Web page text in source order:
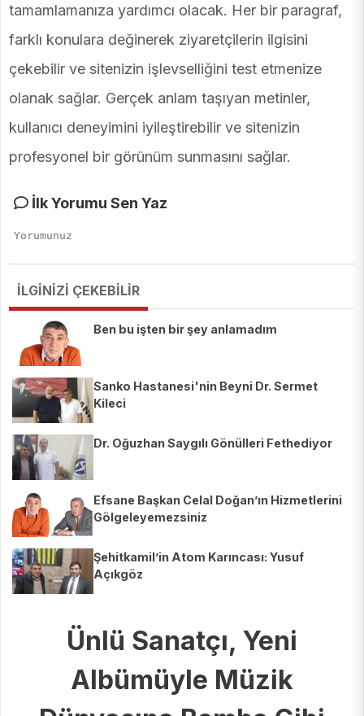
tamamlamanıza yardımcı olacak. Her bir paragraf,
farklı konulara değinerek ziyaretçilerin ilgisini
çekebilir ve sitenizin işlevselliğini test etmenize
olanak sağlar. Gerçek anlam taşıyan metinler,
kullanıcı deneyimini iyileştirebilir ve sitenizin
profesyonel bir görünüm sunmasını sağlar.
İlk Yorumu Sen Yaz
İLGİNİZİ ÇEKEBİLİR
Ben bu işten bir şey anlamadım
Sanko Hastanesi'nin Beyni Dr. Sermet
Kileci
Dr. Oğuzhan Saygılı Gönülleri Fethediyor
Efsane Başkan Celal Doğan’ın Hizmetlerini
Gölgeleyemezsiniz
Şehitkamil’in Atom Karıncası: Yusuf
Açıkgöz
Ünlü Sanatçı, Yeni
Albümüyle Müzik